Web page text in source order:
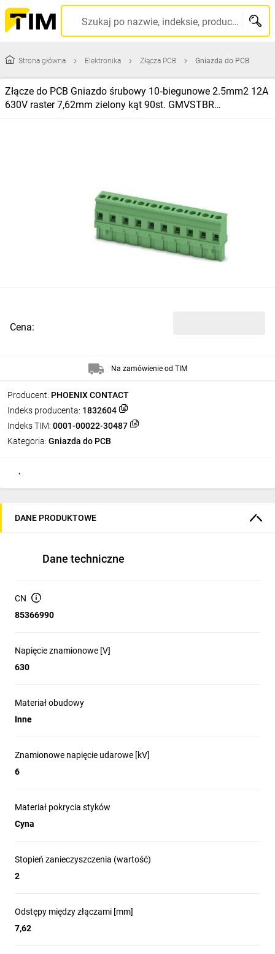
Szukaj po nazwie, indeksie, producencie, kodzie kreskowym...
Strona główna Elektronika Złącza PCB Gniazda do PCB
Złącze do PCB Gniazdo śrubowy 10‑biegunowe 2.5mm2 12A
630V raster 7,62mm zielony kąt 90st. GMVSTBR
Producent: PHOENIX CONTACT
Indeks producenta: 1832604
Indeks TIM: 0001-00022-30487
Kategoria: Gniazda do PCB
Cena:
Na zamówienie od TIM
DANE PRODUKTOWE
Dane techniczne
CN
85366990
Napięcie znamionowe [V]
630
Materiał obudowy
Inne
Znamionowe napięcie udarowe [kV]
6
Materiał pokrycia styków
Cyna
Stopień zanieczyszczenia (wartość)
2
Odstępy między złączami [mm]
7,62